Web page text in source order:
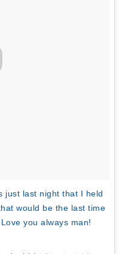
just last night that I held
would be the last time
you always man!